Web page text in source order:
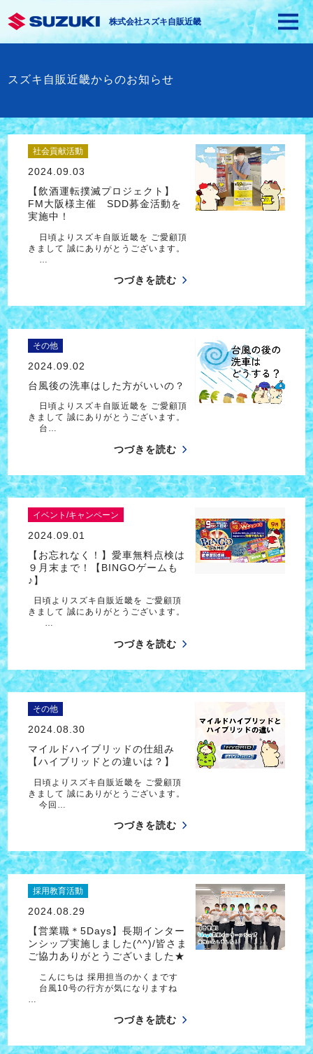
株式会社スズキ自販近畿
スズキ自販近畿からのお知らせ
社会貢献活動
2024.09.03
【飲酒運転撲滅プロジェクト】
FM大阪様主催 SDD募金活動を
実施中！
日頃よりスズキ自販近畿を ご愛顧頂
きまして 誠にありがとうございます。
つづきを読む
その他
2024.09.02
台風後の洗車はした方がいいの？
日頃よりスズキ自販近畿を ご愛顧頂
きまして 誠にありがとうございます。
台…
つづきを読む
イベント/キャンペーン
2024.09.01
【お忘れなく！】愛車無料点検は
９月末まで！【BINGOゲームも
♪】
日頃よりスズキ自販近畿を ご愛顧頂
きまして 誠にありがとうございます。
…
つづきを読む
その他
2024.08.30
マイルドハイブリッドの仕組み
【ハイブリッドとの違いは？】
日頃よりスズキ自販近畿を ご愛顧頂
きまして 誠にありがとうございます。
今回…
つづきを読む
採用教育活動
2024.08.29
【営業職＊5Days】長期インター
ンシップ実施しました(^^)/皆さま
ご協力ありがとうございました★
こんにちは 採用担当のかくまです
台風10号の行方が気になりますね
つづきを読む